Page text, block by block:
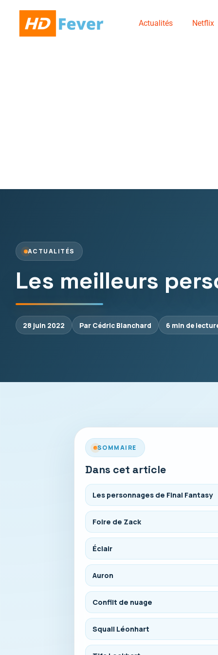
Actualités Netflix
ACTUALITÉS
Les meilleurs
28 juin 2022 Par Cédric Blanchard 6 min de
SOMMAIRE
Dans cet article
Les personnages de Final Fantasy
Foire de Zack
Éclair
Auron
Conflit de nuage
Squall Léonhart